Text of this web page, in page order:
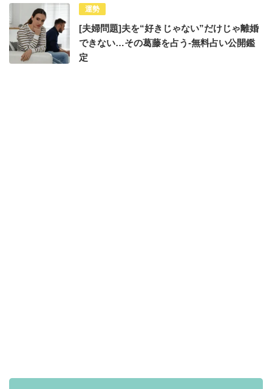
運勢
[夫婦問題]夫を“好きじゃない”だけじゃ離婚
できない…その葛藤を占う-無料占い公開鑑
定